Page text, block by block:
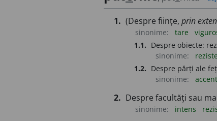
1. (Despre ființe, prin
sinonime: tare
1.1. Despre obiecte:
sinonime:
1.2. Despre părți ale
sinonime:
2. Despre facultăți sau
sinonime: intens